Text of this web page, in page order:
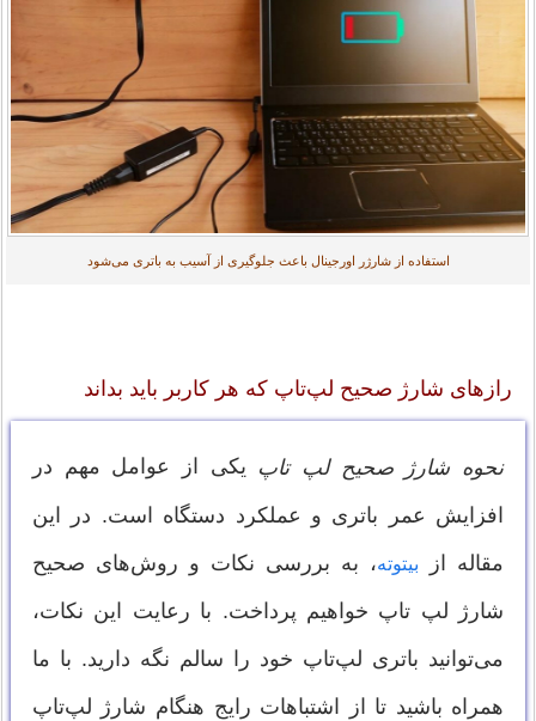
استفاده از شارژر اورجینال باعث جلوگیری از آسیب به باتری می‌شود
رازهای شارژ صحیح لپ‌تاپ که هر کاربر باید بداند
نحوه شارژ صحیح لپ تاپ یکی از عوامل مهم در
افزایش عمر باتری و عملکرد دستگاه است. در این
مقاله از
بیتوته، به بررسی نکات و روش‌های صحیح
شارژ لپ تاپ خواهیم پرداخت. با رعایت این نکات،
می‌توانید باتری لپ‌تاپ خود را سالم نگه دارید. با ما
همراه باشید تا از اشتباهات رایج هنگام شارژ لپ‌تاپ